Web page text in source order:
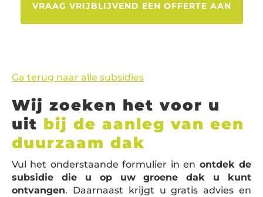
VRAAG VRIJBLIJVEND EEN OFFERTE AAN
Ga terug naar alle subsidies
Wij zoeken het voor u
uit bij de aanleg van een
duurzaam dak
Vul het onderstaande formulier in en ontdek de
subsidie die u op uw groene dak u kunt
ontvangen. Daarnaast krijgt u gratis advies en